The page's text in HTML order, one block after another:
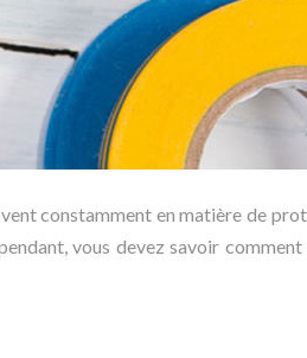
constamment en matière de
vous devez savoir